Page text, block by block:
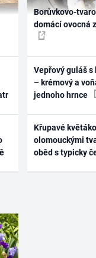
Borůvkovo-
domácí ovocná
Vepřový guláš
– krémový a
jednoho hrnce
Křupavé
olomouckými
oběd s typicky